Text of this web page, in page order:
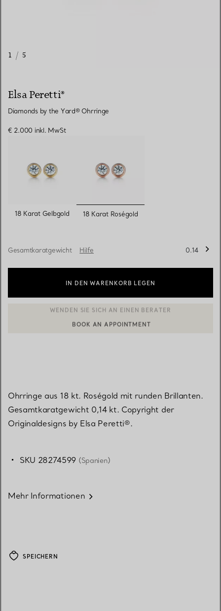
1 / 5
Elsa Peretti®
Diamonds by the Yard® Ohrringe
€ 2.000 inkl. MwSt
18 Karat Gelbgold ausgewählt
18 Karat Roségold
Gesamtkaratgewicht Hilfe 0.14
IN DEN WARENKORB LEGEN
EINEN KUNDENBERATER KONTAKTIEREN ODER EINEN
Ohrringe aus 18 kt. Roségold mit runden Brillanten.
Gesamtkaratgewicht 0,14 kt. Copyright der
Originaldesigns by Elsa Peretti®.
SKU 28274599 (Spanien)
Mehr Informationen
SPEICHERN